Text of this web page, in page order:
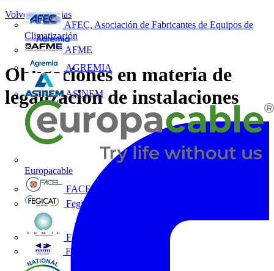
AFEC, Asociación de Fabricantes de Equipos de
Climatización
AFME
AGREMIA
ASINEM
Europacable
FACEL
Fegicat
FENIE
FENITEL
Volver a Noticias
Obligaciones en materia de
legalizacion de instalaciones